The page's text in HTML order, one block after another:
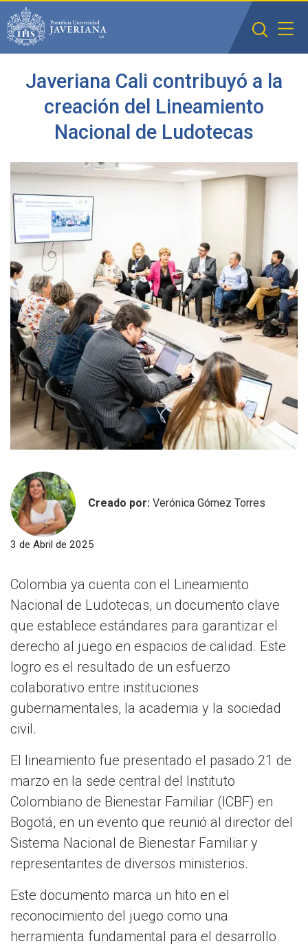
Saltar al contenido principal
Javeriana Cali contribuyó a la
creación del Lineamiento
Nacional de Ludotecas
Creado por: Verónica Gómez Torres
3 de Abril de 2025
Colombia ya cuenta con el Lineamiento
Nacional de Ludotecas, un documento clave
que establece estándares para garantizar el
derecho al juego en espacios de calidad. Este
logro es el resultado de un esfuerzo
colaborativo entre instituciones
gubernamentales, la academia y la sociedad
civil.
El lineamiento fue presentado el pasado 21 de
marzo en la sede central del Instituto
Colombiano de Bienestar Familiar (ICBF) en
Bogotá, en un evento que reunió al director del
Sistema Nacional de Bienestar Familiar y
representantes de diversos ministerios.
Este documento marca un hito en el
reconocimiento del juego como una
herramienta fundamental para el desarrollo